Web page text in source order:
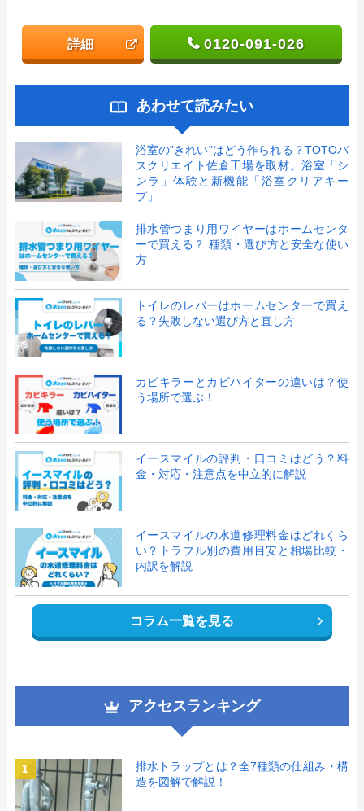
詳細 0120-091-026
あわせて読みたい
浴室の”きれい”はどう作られる？TOTOバ
スクリエイト佐倉工場を取材。浴室「シ
ンラ」体験と新機能「浴室クリアキー
プ」
排水管つまり用ワイヤーはホームセンタ
ーで買える？ 種類・選び方と安全な使い
方
トイレのレバーはホームセンターで買え
る？失敗しない選び方と直し方
カビキラーとカビハイターの違いは？使
う場所で選ぶ！
イースマイルの評判・口コミはどう？料
金・対応・注意点を中立的に解説
イースマイルの水道修理料金はどれくら
い？トラブル別の費用目安と相場比較・
内訳を解説
コラム一覧を見る
アクセスランキング
1
排水トラップとは？全7種類の仕組み・構
造を図解で解説！